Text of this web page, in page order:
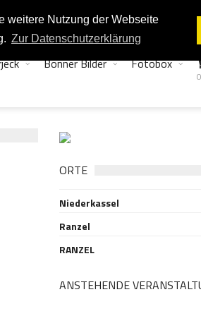
weitere Nutzung der Webseite
Zur Datenschutzerklärung
Login
Bonner Bilder Fotobox
ORTE
Niederkassel
Ranzel
RANZEL
ANSTEHENDE